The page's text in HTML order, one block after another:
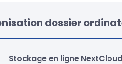
dossier